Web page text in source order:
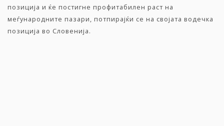
позиција и ќе постигне профитабилен раст на
меѓународните пазари, потпирајќи се на својата водечка
позиција во Словенија.